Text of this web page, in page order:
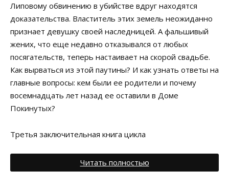
Липовому обвинению в убийстве вдруг находятся
доказательства. Властитель этих земель неожиданно
признает девушку своей наследницей. А фальшивый
жених, что еще недавно отказывался от любых
посягательств, теперь настаивает на скорой свадьбе.
Как вырваться из этой паутины? И как узнать ответы на
главные вопросы: кем были ее родители и почему
восемнадцать лет назад ее оставили в Доме
Покинутых?
Третья заключительная книга цикла
Читать полностью